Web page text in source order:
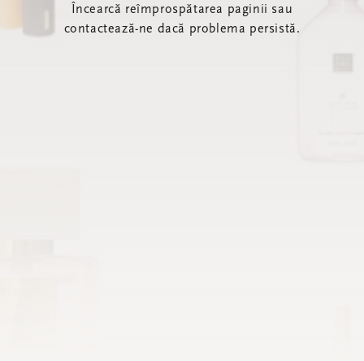
Încearcă reîmprospătarea paginii sau
contactează-ne dacă problema persistă.